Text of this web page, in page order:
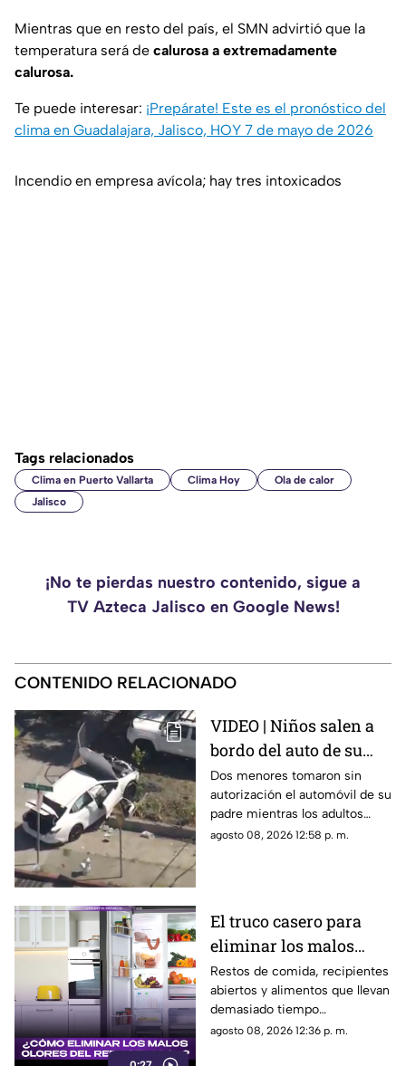
Mientras que en resto del país, el SMN advirtió que la
temperatura será de calurosa a extremadamente
calurosa.
Te puede interesar: ¡Prepárate! Este es el pronóstico del
clima en Guadalajara, Jalisco, HOY 7 de mayo de 2026
Incendio en empresa avícola; hay tres intoxicados
Tags relacionados
Clima en Puerto Vallarta Clima Hoy
Ola de calor
Jalisco
¡No te pierdas nuestro contenido, sigue a
TV Azteca Jalisco en Google News!
CONTENIDO RELACIONADO
VIDEO | Niños salen a
bordo del auto de su
papá y atropellan a
mujer que paseaba a su
perro
Dos menores tomaron sin
autorización el automóvil de su
padre mientras los adultos
dormían y recorrieron varias
agosto 08, 2026 12:58 p. m.
El truco casero para
eliminar los malos
olores del refrigerador
Restos de comida, recipientes
abiertos y alimentos que llevan
demasiado tiempo
almacenados pueden provocar
agosto 08, 2026 12:36 p. m.